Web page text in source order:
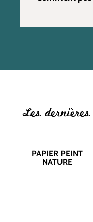
Les
PAPIER PEINT
NATURE